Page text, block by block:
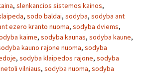
, slenkancios sistemos kainos,
, sodo baldai, sodyba, sodyba ant
ezero kranto nuoma, sodyba dviems,
kaime, sodyba kaunas, sodyba kaune,
kauno rajone nuoma, sodyba
, sodyba klaipedos rajone, sodyba
vilniaus, sodyba nuoma, sodyba